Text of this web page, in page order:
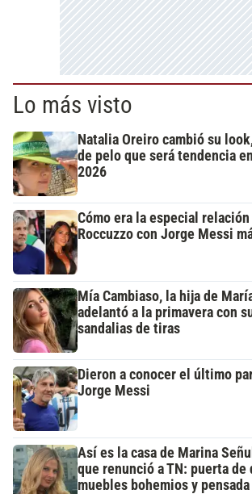
Lo más visto
Natalia Oreiro cambió su
de pelo que será tendencia
2026
Cómo era la especial
Roccuzzo con Jorge Messi
Mía Cambiaso, la hija de
adelantó a la primavera con
sandalias de tiras
Dieron a conocer el último
Jorge Messi
Así es la casa de Marina
que renunció a TN: puerta de
muebles bohemios y